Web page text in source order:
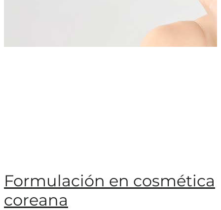
Formulación en cosmética
coreana